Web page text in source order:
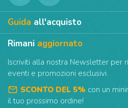
Guida all'acquisto
Rimani aggiornato
Iscriviti alla nostra Newsletter per
eventi e promozioni esclusivi.
mail_outline SCONTO DEL 5% con un
il tuo prossimo ordine!